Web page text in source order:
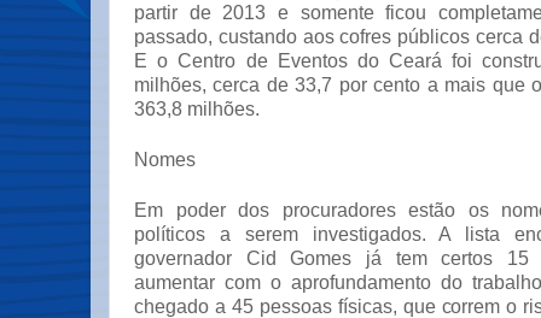
partir de 2013 e somente ficou
passado, custando aos cofres públicos cerca
E o Centro de Eventos do Ceará foi
milhões, cerca de 33,7 por cento a mais que
363,8 milhões.
Nomes
Em poder dos procuradores estão os
políticos a serem investigados. A lista
governador Cid Gomes já tem certos 15
aumentar com o aprofundamento do
chegado a 45 pessoas físicas, que correm o